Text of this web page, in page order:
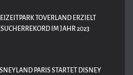
TOVERLAND ERZIELT
IM JAHR 2023
PARIS STARTET DISNEY